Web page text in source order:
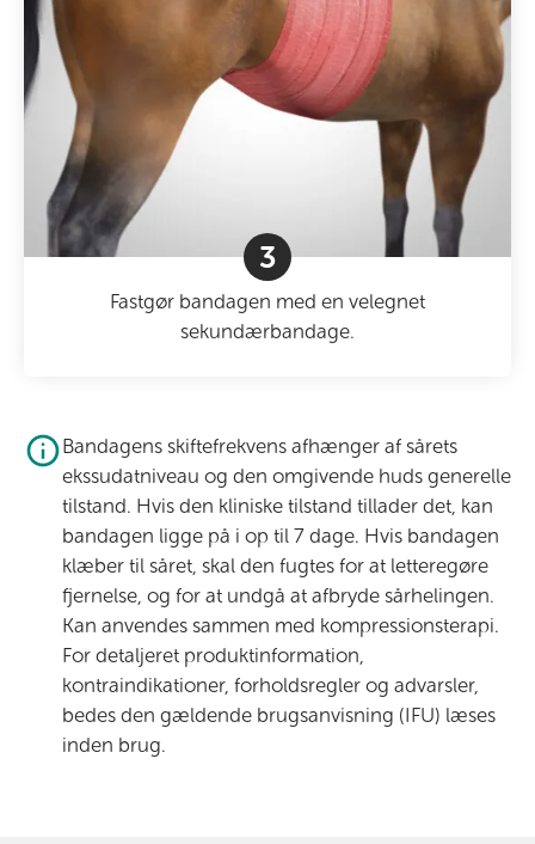
3
Fastgør bandagen med en velegnet
sekundærbandage.
Bandagens skiftefrekvens afhænger af sårets
ekssudatniveau og den omgivende huds generelle
tilstand. Hvis den kliniske tilstand tillader det, kan
bandagen ligge på i op til 7 dage. Hvis bandagen
klæber til såret, skal den fugtes for at letteregøre
fjernelse, og for at undgå at afbryde sårhelingen.
Kan anvendes sammen med kompressionsterapi.
For detaljeret produktinformation,
kontraindikationer, forholdsregler og advarsler,
bedes den gældende brugsanvisning (IFU) læses
inden brug.